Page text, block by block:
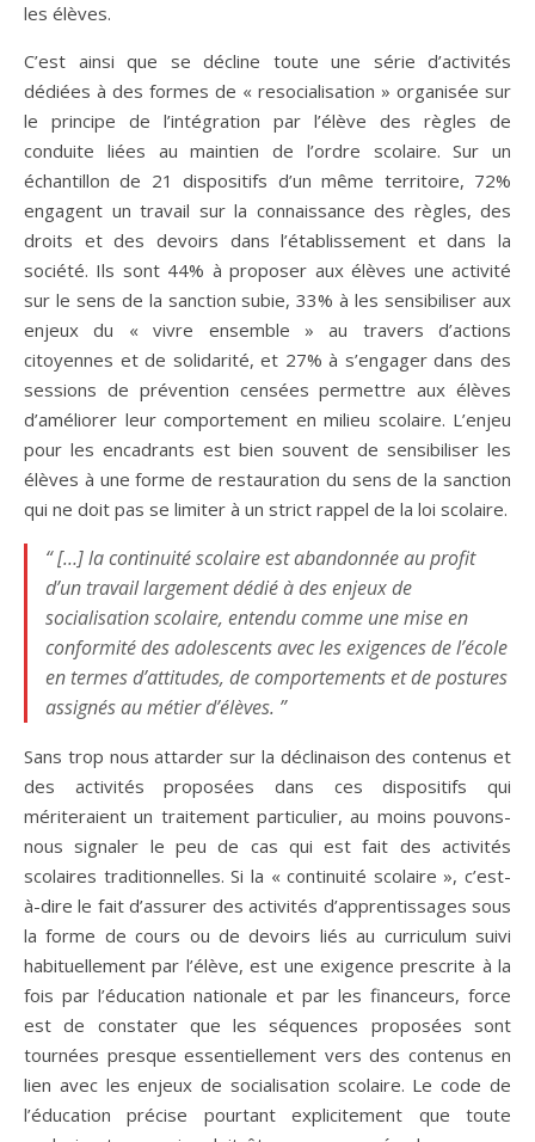
les élèves.
C’est ainsi que se décline toute une série d’activités
dédiées à des formes de « resocialisation » organisée sur
le principe de l’intégration par l’élève des règles de
conduite liées au maintien de l’ordre scolaire. Sur un
échantillon de 21 dispositifs d’un même territoire, 72%
engagent un travail sur la connaissance des règles, des
droits et des devoirs dans l’établissement et dans la
société. Ils sont 44% à proposer aux élèves une activité
sur le sens de la sanction subie, 33% à les sensibiliser aux
enjeux du « vivre ensemble » au travers d’actions
citoyennes et de solidarité, et 27% à s’engager dans des
sessions de prévention censées permettre aux élèves
d’améliorer leur comportement en milieu scolaire. L’enjeu
pour les encadrants est bien souvent de sensibiliser les
élèves à une forme de restauration du sens de la sanction
qui ne doit pas se limiter à un strict rappel de la loi scolaire.
“ […] la continuité scolaire est abandonnée au profit
d’un travail largement dédié à des enjeux de
socialisation scolaire, entendu comme une mise en
conformité des adolescents avec les exigences de l’école
en termes d’attitudes, de comportements et de postures
assignés au métier d’élèves. ”
Sans trop nous attarder sur la déclinaison des contenus et
des activités proposées dans ces dispositifs qui
mériteraient un traitement particulier, au moins pouvons-
nous signaler le peu de cas qui est fait des activités
scolaires traditionnelles. Si la « continuité scolaire », c’est-
à-dire le fait d’assurer des activités d’apprentissages sous
la forme de cours ou de devoirs liés au curriculum suivi
habituellement par l’élève, est une exigence prescrite à la
fois par l’éducation nationale et par les financeurs, force
est de constater que les séquences proposées sont
tournées presque essentiellement vers des contenus en
lien avec les enjeux de socialisation scolaire. Le code de
l’éducation précise pourtant explicitement que toute